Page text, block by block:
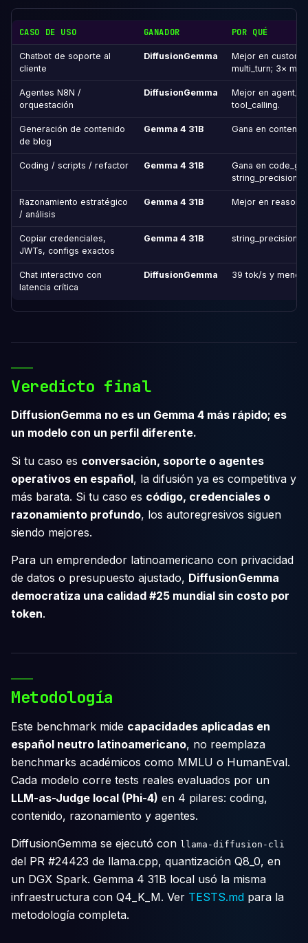
CASO DE USO GANADOR POR QUÉ
Chatbot de soporte al
cliente
DiffusionGemma
Mejor en
multi_turn; 3×
Agentes N8N /
orquestación
DiffusionGemma
Mejor en
tool_calling.
Generación de contenido
de blog
Gemma 4 31B Gana en
Coding / scripts / refactor Gemma 4 31B
Gana en
string_precision.
Razonamiento estratégico
/ análisis
Gemma 4 31B Mejor en
Copiar credenciales,
JWTs, configs exactos
Gemma 4 31B string_precision
Chat interactivo con
latencia crítica
DiffusionGemma 39 tok/s y menor
Veredicto final
DiffusionGemma no es un Gemma 4 más rápido; es
un modelo con un perfil diferente.
Si tu caso es conversación, soporte o agentes
operativos en español, la difusión ya es competitiva y
más barata. Si tu caso es código, credenciales o
razonamiento profundo, los autoregresivos siguen
siendo mejores.
Para un emprendedor latinoamericano con privacidad
de datos o presupuesto ajustado, DiffusionGemma
democratiza una calidad #25 mundial sin costo por
token.
Metodología
Este benchmark mide capacidades aplicadas en
español neutro latinoamericano, no reemplaza
benchmarks académicos como MMLU o HumanEval.
Cada modelo corre tests reales evaluados por un
LLM-as-Judge local (Phi-4) en 4 pilares: coding,
contenido, razonamiento y agentes.
DiffusionGemma se ejecutó con llama-diffusion-cli
del PR #24423 de llama.cpp, quantización Q8_0, en
un DGX Spark. Gemma 4 31B local usó la misma
infraestructura con Q4_K_M. Ver TESTS.md para la
metodología completa.